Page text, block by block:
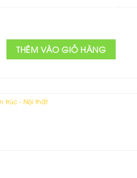
kiến trúc 5 số lượng
THÊM VÀO GIỎ HÀNG
trúc - Nội thất